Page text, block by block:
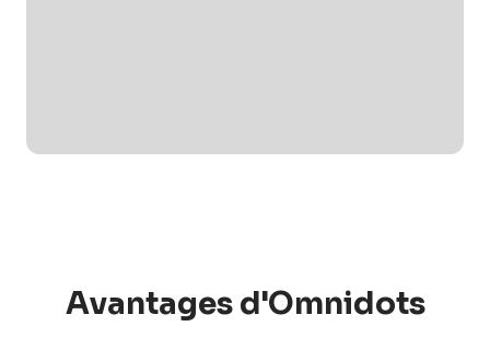
Avantages d'Omnidots